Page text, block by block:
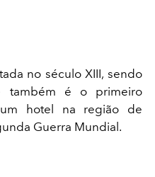
no século XIII, sendo
também é o primeiro
hotel na região de
Guerra Mundial.